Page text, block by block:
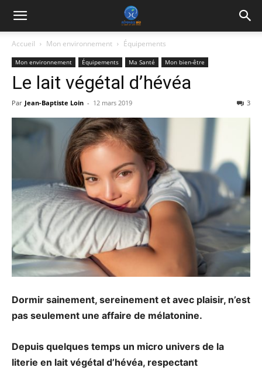
Accueil Mon environnement Équipements
Mon environnement Équipements Ma Santé Mon bien-être
Le lait végétal d’hévéa
Par Jean-Baptiste Loin - 12 mars 2019 3
Dormir sainement, sereinement et avec plaisir, n’est
pas seulement une affaire de mélatonine.
Depuis quelques temps un micro univers de la
literie en lait végétal d’hévéa, respectant